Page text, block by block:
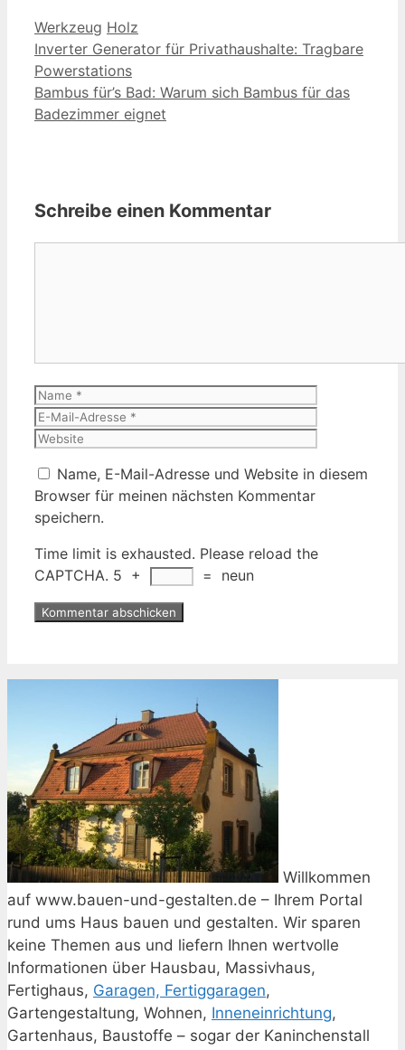
Kategorien
Werkzeug Schlagwörter
Holz
Inverter Generator für Privathaushalte: Tragbare
Powerstations
Bambus für’s Bad: Warum sich Bambus für das
Badezimmer eignet
Schreibe einen Kommentar
Name
Name, E-Mail-Adresse und Website in diesem
Browser für meinen nächsten Kommentar
speichern.
Time limit is exhausted. Please reload the
CAPTCHA. 5 + = neun
Willkommen
auf www.bauen-und-gestalten.de – Ihrem Portal
rund ums Haus bauen und gestalten. Wir sparen
keine Themen aus und liefern Ihnen wertvolle
Informationen über Hausbau, Massivhaus,
Fertighaus, Garagen, Fertiggaragen,
Gartengestaltung, Wohnen, Inneneinrichtung,
Gartenhaus, Baustoffe – sogar der Kaninchenstall